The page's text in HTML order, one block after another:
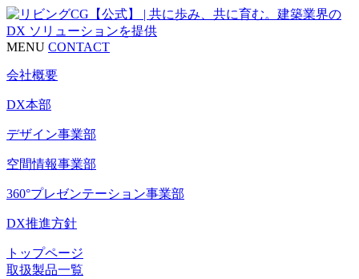
MENU CONTACT
会社概要
DX本部
デザイン事業部
空間情報事業部
360°プレゼンテーション事業部
DX推進方針
トップページ
取扱製品一覧